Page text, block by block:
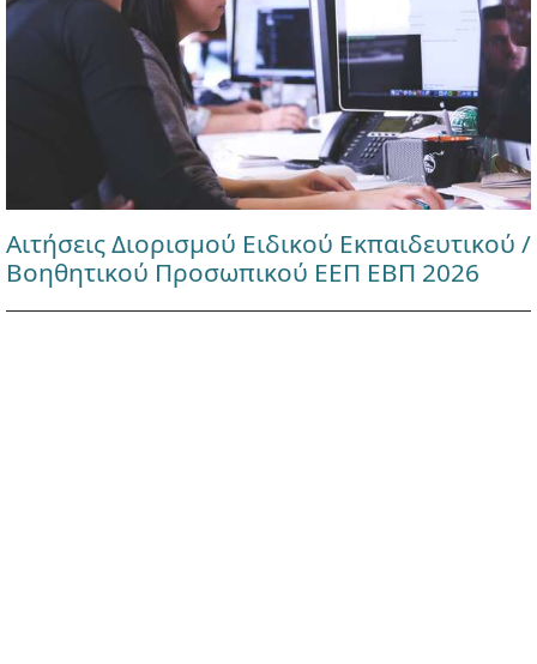
Αιτήσεις Διορισμού Ειδικού Εκπαιδευτικού /
Βοηθητικού Προσωπικού ΕΕΠ ΕΒΠ 2026